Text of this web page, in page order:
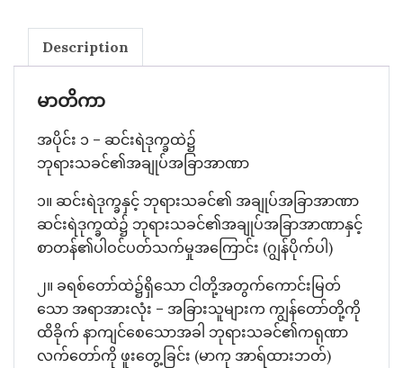
Description
မာတိကာ
အပိုင်း ၁ – ဆင်းရဲဒုက္ခထဲ၌
ဘုရားသခင်၏အချုပ်အခြာအာဏာ
၁။ ဆင်းရဲဒုက္ခနှင့် ဘုရားသခင်၏ အချုပ်အခြာအာဏာ
ဆင်းရဲဒုက္ခထဲ၌ ဘုရားသခင်၏အချုပ်အခြာအာဏာနှင့်
စာတန်၏ပါဝင်ပတ်သက်မှုအကြောင်း (ဂျွန်ပိုက်ပါ)
၂။ ခရစ်တော်ထဲ၌ရှိသော ငါတို့အတွက်ကောင်းမြတ်
သော အရာအားလုံး – အခြားသူများက ကျွန်တော်တို့ကို
ထိခိုက် နာကျင်စေသောအခါ ဘုရားသခင်၏ကရုဏာ
လက်တော်ကို ဖူးတွေ့ခြင်း (မာကု အာရ်ထားဘတ်)